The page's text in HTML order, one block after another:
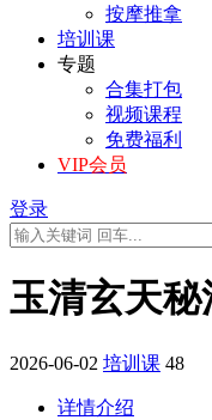
按摩推拿
培训课
专题
合集打包
视频课程
免费福利
VIP会员
登录
玉清玄天秘
2026-06-02 培训课 48
详情介绍